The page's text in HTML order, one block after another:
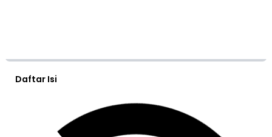
Daftar Isi